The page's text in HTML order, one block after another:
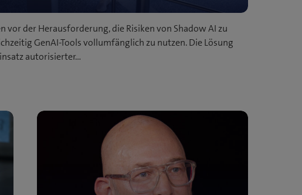
vor der Herausforderung, die Risiken von Shadow AI zu
GenAI-Tools vollumfänglich zu nutzen. Die Lösung
autorisierter…